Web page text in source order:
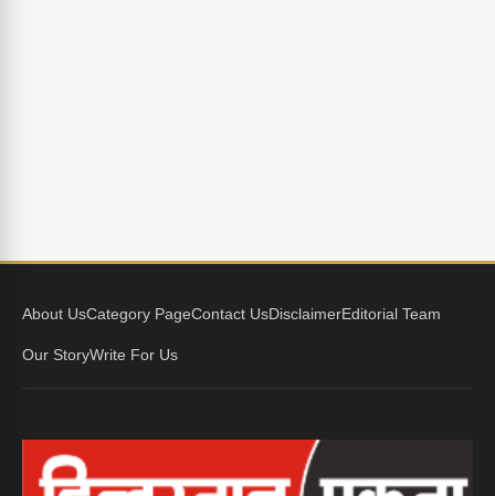
About UsCategory PageContact UsDisclaimerEditorial Team
Our StoryWrite For Us